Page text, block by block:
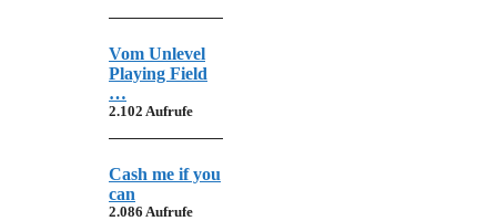
Vom Unlevel
Playing Field
…
2.102 Aufrufe
Cash me if you
can
2.086 Aufrufe